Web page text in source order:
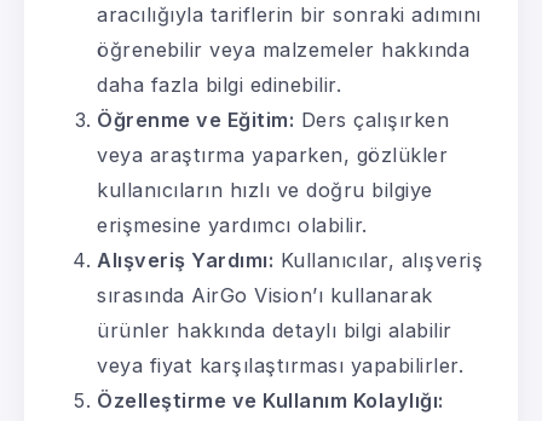
aracılığıyla tariflerin bir sonraki adımını
öğrenebilir veya malzemeler hakkında
daha fazla bilgi edinebilir.
Öğrenme ve Eğitim: Ders çalışırken
veya araştırma yaparken, gözlükler
kullanıcıların hızlı ve doğru bilgiye
erişmesine yardımcı olabilir.
Alışveriş Yardımı: Kullanıcılar, alışveriş
sırasında AirGo Vision’ı kullanarak
ürünler hakkında detaylı bilgi alabilir
veya fiyat karşılaştırması yapabilirler.
Özelleştirme ve Kullanım Kolaylığı: